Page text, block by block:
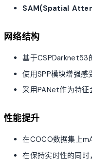
SAM(Spatial
网络结构
基于CSPDarknet53
使用SPP模块增强感
采用PANet作为特征
性能提升
在COCO数据集上
在保持实时性的同